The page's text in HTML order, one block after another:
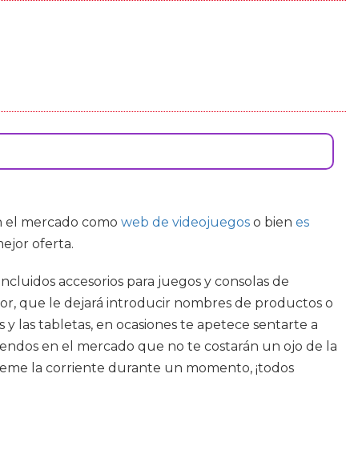
el mercado como web de videojuegos o bien es
oferta.
accesorios para juegos y consolas de
que le dejará introducir nombres de productos o
las tabletas, en ocasiones te apetece sentarte a
en el mercado que no te costarán un ojo de la
la corriente durante un momento, ¡todos